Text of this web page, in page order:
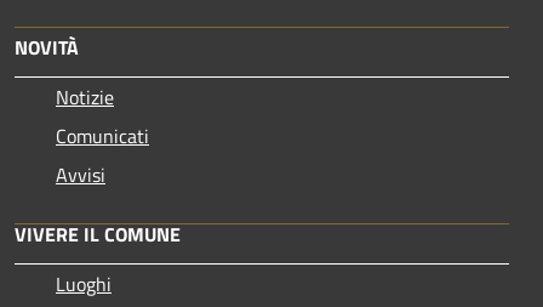
NOVITÀ
Notizie
Comunicati
Avvisi
VIVERE IL COMUNE
Luoghi